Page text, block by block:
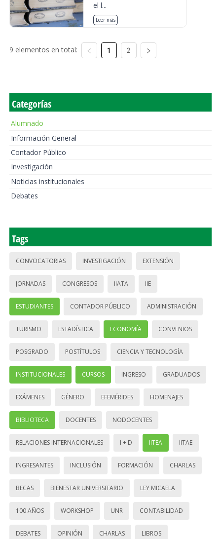
el l...
Leer más
9 elementos en total: 1 2
Categorías
Alumnado
Información General
Contador Público
Investigación
Noticias institucionales
Debates
Tags
CONVOCATORIAS INVESTIGACIÓN EXTENSIÓN
JORNADAS CONGRESOS IIATA IIE
ESTUDIANTES CONTADOR PÚBLICO ADMINISTRACIÓN
TURISMO ESTADÍSTICA ECONOMÍA CONVENIOS
POSGRADO POSTÍTULOS CIENCIA Y TECNOLOGÍA
INSTITUCIONALES CURSOS INGRESO GRADUADOS
EXÁMENES GÉNERO EFEMÉRIDES HOMENAJES
BIBLIOTECA DOCENTES NODOCENTES
RELACIONES INTERNACIONALES I + D IITEA IITAE
INGRESANTES INCLUSIÓN FORMACIÓN CHARLAS
BECAS BIENESTAR UNIVERSITARIO LEY MICAELA
100 AÑOS WORKSHOP UNR CONTABILIDAD
DEBATES OPINIÓN CHARLAS LIBROS